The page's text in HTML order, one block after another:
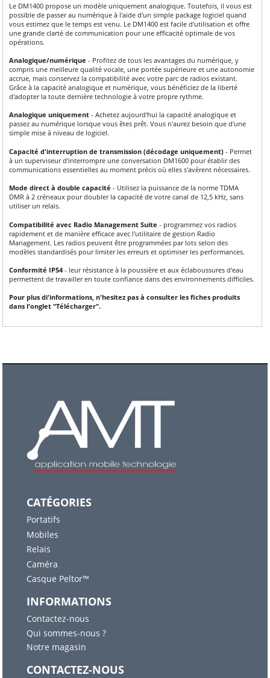
Le DM1400 propose un modèle uniquement analogique. Toutefois, il vous est
possible de passer au numérique à l'aide d'un simple package logiciel quand
vous estimez que le temps est venu. Le DM1400 est facile d'utilisation et offre
une grande clarté de communication pour une efficacité optimale de vos
opérations.
Analogique/numérique - Profitez de tous les avantages du numérique, y
compris une meilleure qualité vocale, une portée supérieure et une autonomie
accrue, mais conservez la compatibilité avec votre parc de radios existant.
Grâce à la capacité analogique et numérique, vous bénéficiez de la liberté
d'adopter la toute dernière technologie à votre propre rythme.
Analogique uniquement - Achetez aujourd'hui la capacité analogique et
passez au numérique lorsque vous êtes prêt. Vous n'aurez besoin que d'une
simple mise à niveau de logiciel.
Capacité d'interruption de transmission (décodage uniquement) - Permet
à un superviseur d'interrompre une conversation DM1600 pour établir des
communications essentielles au moment précis où elles s'avèrent nécessaires.
Mode direct à double capacité - Utilisez la puissance de la norme TDMA
DMR à 2 créneaux pour doubler la capacité de votre canal de 12,5 kHz, sans
utiliser un relais.
Compatibilité avec Radio Management Suite - programmez vos radios
rapidement et de manière efficace avec l'utilitaire de gestion Radio
Management. Les radios peuvent être programmées par lots selon des
modèles standardisés pour limiter les erreurs et optimiser les performances.
Conformité IP54- leur résistance à la poussière et aux éclaboussures d'eau
permettent de travailler en toute confiance dans des environnements difficiles.
Pour plus di'informations, n'hesitez pas à consulter les fiches produits
dans l'onglet "Télécharger".
CATÉGORIES
Portatifs
Mobiles
Relais
Caméra
Casque Peltor™
INFORMATIONS
Contactez-nous
Qui sommes-nous ?
Notre magasin
CONTACTEZ-NOUS